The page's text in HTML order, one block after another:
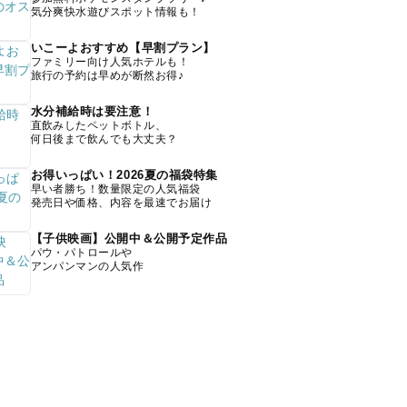
気分爽快水遊びスポット情報も！
いこーよおすすめ【早割プラン】
ファミリー向け人気ホテルも！
旅行の予約は早めが断然お得♪
水分補給時は要注意！
直飲みしたペットボトル、
何日後まで飲んでも大丈夫？
お得いっぱい！2026夏の福袋特集
早い者勝ち！数量限定の人気福袋
発売日や価格、内容を最速でお届け
【子供映画】公開中＆公開予定作品
パウ・パトロールや
アンパンマンの人気作